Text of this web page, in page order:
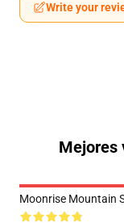
Write your
Mejores
Moonrise Mountain